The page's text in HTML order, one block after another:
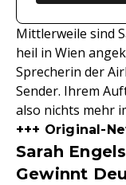
Mittlerweile sind
heil in Wien
Sprecherin der
Sender. Ihrem
also nichts mehr
+++ Original-
Sarah
Gewinnt